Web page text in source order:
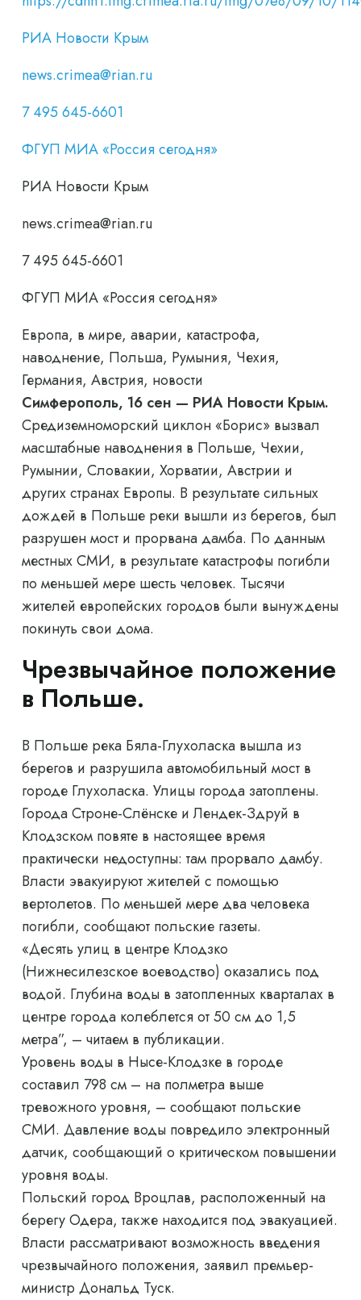
РИА Новости Крым
news.crimea@rian.ru
7 495 645-6601
ФГУП МИА «Россия сегодня»
РИА Новости Крым
news.crimea@rian.ru
7 495 645-6601
ФГУП МИА «Россия сегодня»
Европа, в мире, аварии, катастрофа,
наводнение, Польша, Румыния, Чехия,
Германия, Австрия, новости
Симферополь, 16 сен — РИА Новости Крым.
Средиземноморский циклон «Борис» вызвал
масштабные наводнения в Польше, Чехии,
Румынии, Словакии, Хорватии, Австрии и
других странах Европы. В результате сильных
дождей в Польше реки вышли из берегов, был
разрушен мост и прорвана дамба. По данным
местных СМИ, в результате катастрофы погибли
по меньшей мере шесть человек. Тысячи
жителей европейских городов были вынуждены
покинуть свои дома.
Чрезвычайное положение
в Польше.
В Польше река Бяла-Глухоласка вышла из
берегов и разрушила автомобильный мост в
городе Глухоласка. Улицы города затоплены.
Города Строне-Слёнске и Лендек-Здруй в
Клодзском повяте в настоящее время
практически недоступны: там прорвало дамбу.
Власти эвакуируют жителей с помощью
вертолетов. По меньшей мере два человека
погибли, сообщают польские газеты.
«Десять улиц в центре Клодзко
(Нижнесилезское воеводство) оказались под
водой. Глубина воды в затопленных кварталах в
центре города колеблется от 50 см до 1,5
метра”, – читаем в публикации.
Уровень воды в Нысе-Клодзке в городе
составил 798 см – на полметра выше
тревожного уровня, – сообщают польские
СМИ. Давление воды повредило электронный
датчик, сообщающий о критическом повышении
уровня воды.
Польский город Вроцлав, расположенный на
берегу Одера, также находится под эвакуацией.
Власти рассматривают возможность введения
чрезвычайного положения, заявил премьер-
министр Дональд Туск.